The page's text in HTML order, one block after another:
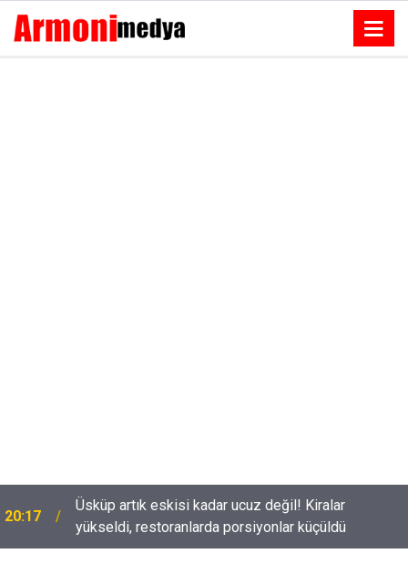
yükseldi, restoranlarda porsiyonlar küçüldü
18:53
Tolga Sarıtaş veda ediyor mu? Yeni sezon kararı
belli oldu